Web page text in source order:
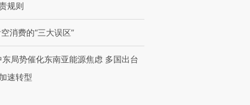
规则
消费的“三大误区”
东局势催化东南亚能源焦虑 多国出台
速转型